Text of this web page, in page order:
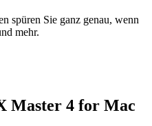
spüren Sie ganz genau, wenn
mehr.
Master 4 for Mac